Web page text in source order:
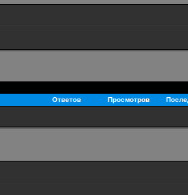
Ответов Просмотров